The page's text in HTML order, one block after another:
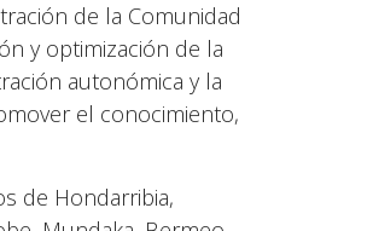
de la Comunidad
y optimización de la
autonómica y la
el conocimiento,
de Hondarribia,